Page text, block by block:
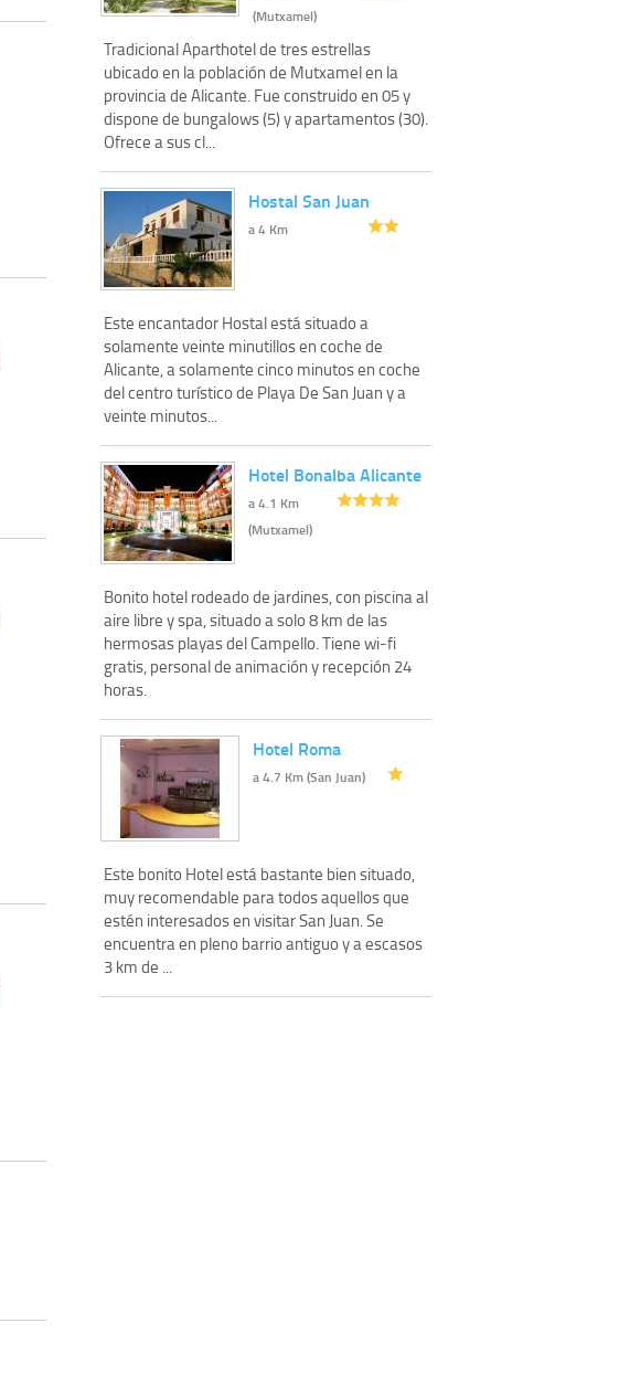
(Mutxamel)
Tradicional Aparthotel de tres estrellas
ubicado en la población de Mutxamel en la
provincia de Alicante. Fue construido en 05 y
dispone de bungalows (5) y apartamentos (30).
Ofrece a sus cl...
Hostal San Juan
a 4 Km
Este encantador Hostal está situado a
solamente veinte minutillos en coche de
Alicante, a solamente cinco minutos en coche
del centro turístico de Playa De San Juan y a
veinte minutos...
Hotel Bonalba Alicante
a 4.1 Km
(Mutxamel)
Bonito hotel rodeado de jardines, con piscina al
aire libre y spa, situado a solo 8 km de las
hermosas playas del Campello. Tiene wi-fi
gratis, personal de animación y recepción 24
horas.
Hotel Roma
a 4.7 Km (San Juan)
Este bonito Hotel está bastante bien situado,
muy recomendable para todos aquellos que
estén interesados en visitar San Juan. Se
encuentra en pleno barrio antiguo y a escasos
3 km de ...